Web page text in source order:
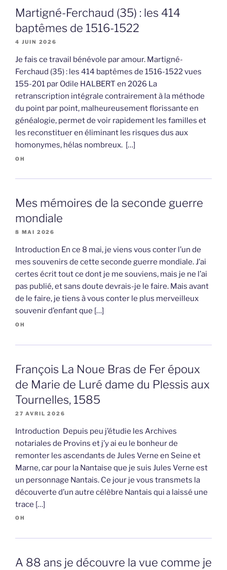
Martigné-Ferchaud (35) : les 414
baptêmes de 1516-1522
4 JUIN 2026
Je fais ce travail bénévole par amour. Martigné-
Ferchaud (35) : les 414 baptêmes de 1516-1522 vues
155-201 par Odile HALBERT en 2026 La
retranscription intégrale contrairement à la méthode
du point par point, malheureusement florissante en
généalogie, permet de voir rapidement les familles et
les reconstituer en éliminant les risques dus aux
homonymes, hélas nombreux. […]
OH
Mes mémoires de la seconde guerre
mondiale
8 MAI 2026
Introduction En ce 8 mai, je viens vous conter l’un de
mes souvenirs de cette seconde guerre mondiale. J’ai
certes écrit tout ce dont je me souviens, mais je ne l’ai
pas publié, et sans doute devrais-je le faire. Mais avant
de le faire, je tiens à vous conter le plus merveilleux
souvenir d’enfant que […]
OH
François La Noue Bras de Fer époux
de Marie de Luré dame du Plessis aux
Tournelles, 1585
27 AVRIL 2026
Introduction Depuis peu j’étudie les Archives
notariales de Provins et j’y ai eu le bonheur de
remonter les ascendants de Jules Verne en Seine et
Marne, car pour la Nantaise que je suis Jules Verne est
un personnage Nantais. Ce jour je vous transmets la
découverte d’un autre célèbre Nantais qui a laissé une
trace […]
OH
A 88 ans je découvre la vue comme je